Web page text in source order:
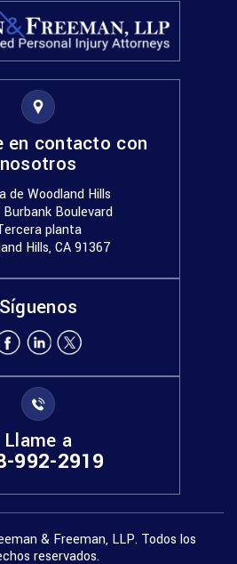
en contacto con
nosotros
de Woodland Hills
Boulevard
planta
Hills, CA 91367
Síguenos
Llame a
992-2919
& Freeman, LLP. Todos los
reservados.